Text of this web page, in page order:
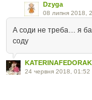
Dzyga
08 липня 2018,
А соди не треба… я
соду
KATERINAFEDORAK
24 червня 2018, 01:52